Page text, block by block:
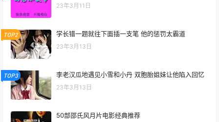
23年3月11日
TOP2 学长错一题就往下面插一支笔 他的惩罚太霸道
23年3月13日
TOP3 李老汉瓜地遇见小雪和小丹 双胞胎姐妹让他陷入回忆
23年3月13日
50部邵氏风月片电影经典推荐